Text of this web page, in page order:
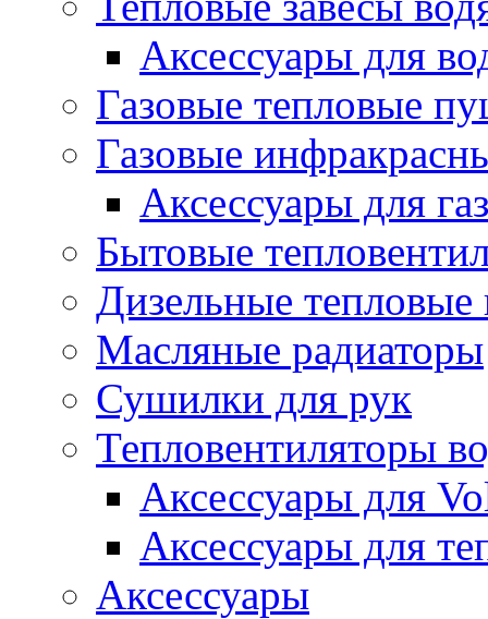
Аксессуары для
Газовые тепловые
Газовые
Аксессуары для
Бытовые
Дизельные
Масляные радиаторы
Сушилки для рук
Тепловентиляторы
Аксессуары для
Аксессуары для
Аксессуары